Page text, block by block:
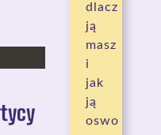
dlaczego
ją
masz
i
jak
ją
oswoić